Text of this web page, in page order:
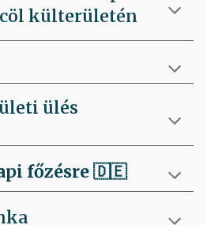
külterületén
ülés
főzésre🇩🇪